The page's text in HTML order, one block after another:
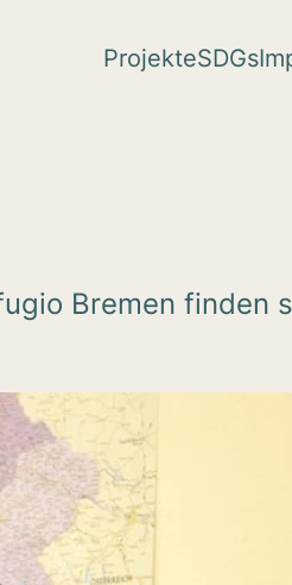
Pro­jekteSDGs
Bremen finden